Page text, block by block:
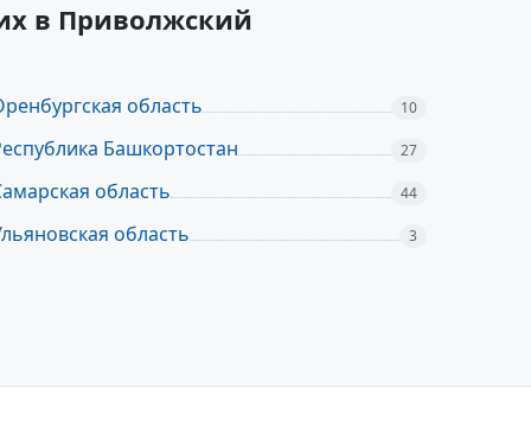
в Приволжский
область 10
Башкортостан 27
область 44
область 3